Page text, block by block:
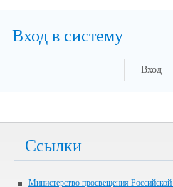
Вход в систему
Вход
Ссылки
Министерство просвещения